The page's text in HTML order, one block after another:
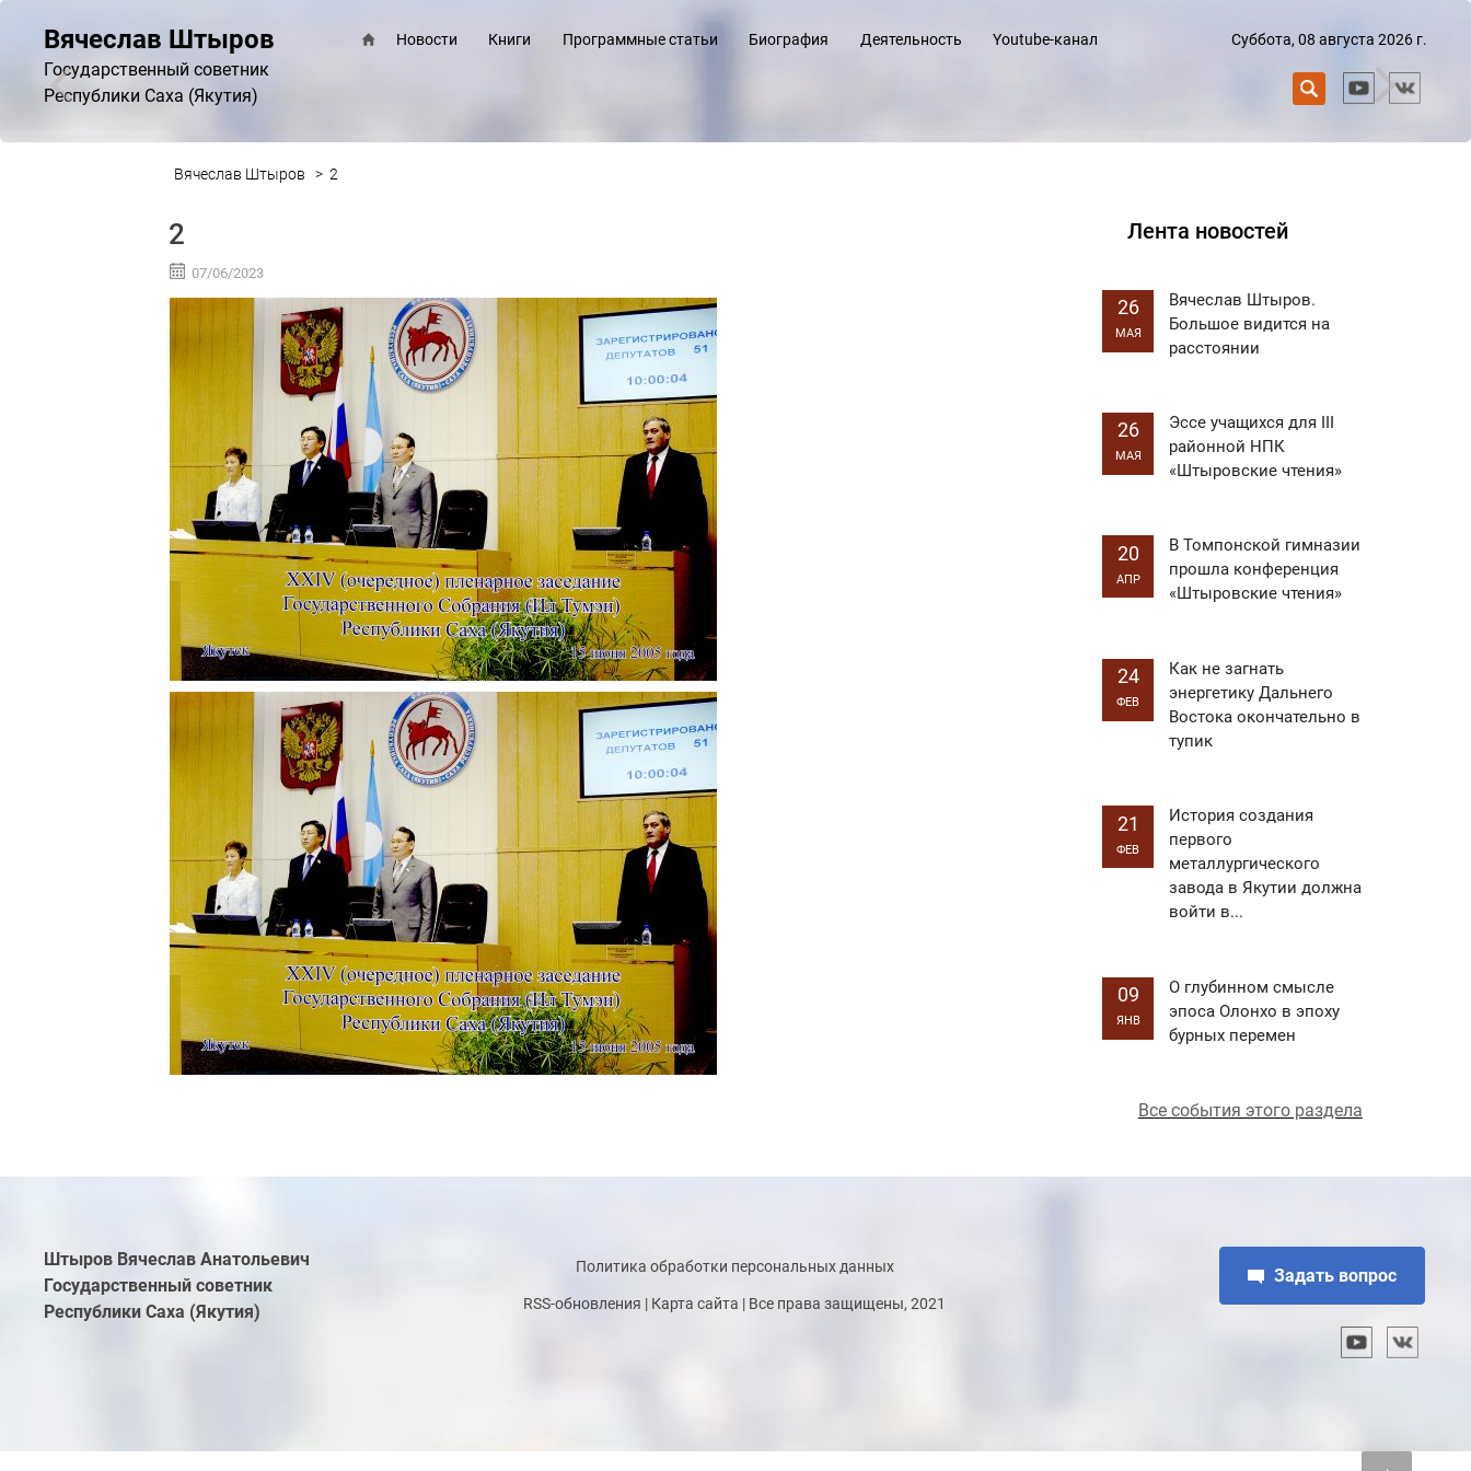
Вячеслав Штыров
Государственный советник
Республики Саха (Якутия)
Новости Книги Программные статьи Биография Деятельность Youtube-канал Суббота, 08 августа 2026 г.
Лента новостей
26
МАЯ
Вячеслав Штыров.
Большое видится на
расстоянии
26
МАЯ
Эссе учащихся для III
районной НПК
«Штыровские чтения»
20
АПР
В Томпонской гимназии
прошла конференция
«Штыровские чтения»
24
ФЕВ
Как не загнать
энергетику Дальнего
Востока окончательно в
тупик
21
ФЕВ
История создания
первого
металлургического
завода в Якутии должна
войти в...
09
ЯНВ
О глубинном смысле
эпоса Олонхо в эпоху
бурных перемен
Все события этого раздела
Вячеслав Штыров > 2
2
07/06/2023
Штыров Вячеслав Анатольевич
Государственный советник
Республики Саха (Якутия)
Политика обработки персональных данных
RSS-обновления | Карта сайта | Все права защищены, 2021
Задать вопрос